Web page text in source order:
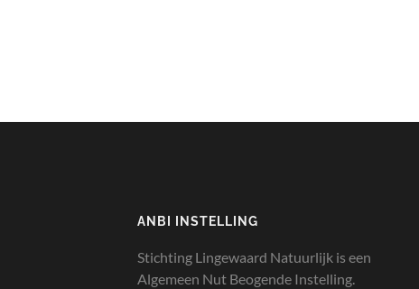
ANBI INSTELLING
Stichting Lingewaard Natuurlijk is een
Algemeen Nut Beogende Instelling.